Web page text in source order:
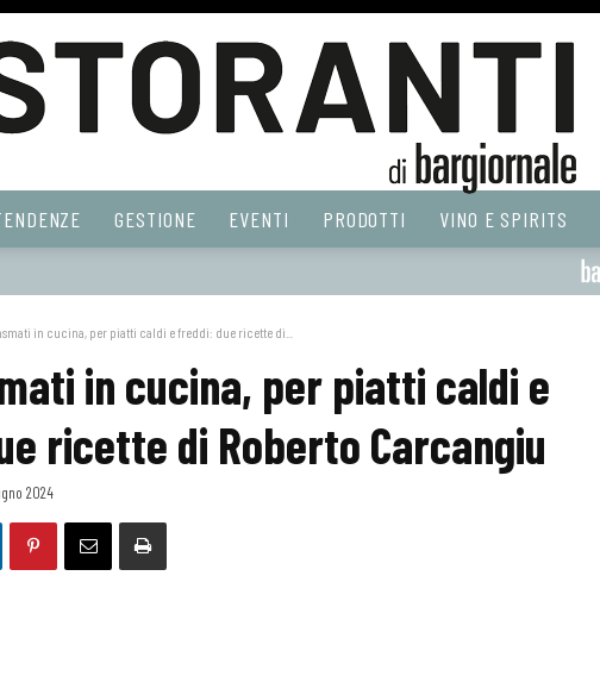
GESTIONE EVENTI PRODOTTI VINO E SPIRITS
in cucina, per piatti caldi e freddi: due ricette di...
in cucina, per piatti caldi e
ricette di Roberto Carcangiu
2024